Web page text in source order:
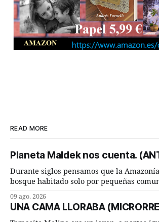
READ MORE
Planeta Maldek nos cuenta.
Durante siglos pensamos que la
bosque habitado solo por pequeñas
incompleta. Un equipo internacional de arqueólogos,
liderado por el investigador finlandés
09 ago. 2026
UNA CAMA LLORABA